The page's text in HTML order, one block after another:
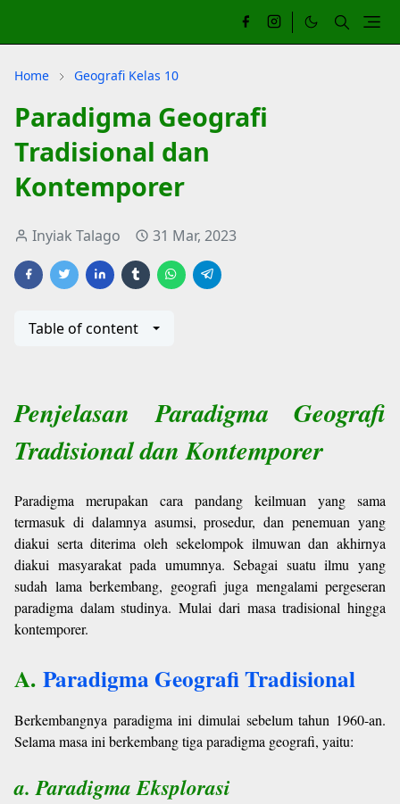
Home Geografi Kelas 10
Paradigma Geografi
Tradisional dan
Kontemporer
Inyiak Talago 31 Mar, 2023
Table of content
Penjelasan Paradigma Geografi
Tradisional dan Kontemporer
Paradigma merupakan cara pandang keilmuan yang sama
termasuk di dalamnya asumsi, prosedur, dan penemuan yang
diakui serta diterima oleh sekelompok ilmuwan dan akhirnya
diakui masyarakat pada umumnya. Sebagai suatu ilmu yang
sudah lama berkembang, geografi juga mengalami pergeseran
paradigma dalam studinya. Mulai dari masa tradisional hingga
kontemporer.
A. Paradigma Geografi Tradisional
Berkembangnya paradigma ini dimulai sebelum tahun 1960-an.
Selama masa ini berkembang tiga paradigma geografi, yaitu:
a. Paradigma Eksplorasi